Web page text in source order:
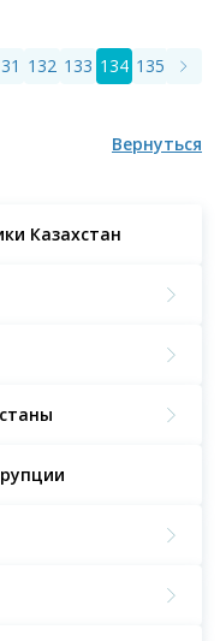
Казахстан
132 133 134 135
Вернуться